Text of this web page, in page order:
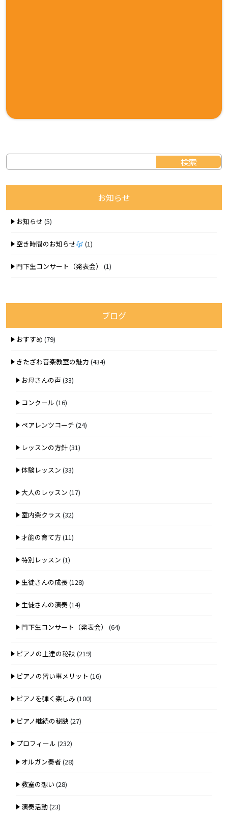
お知らせ
お知らせ (5)
空き時間のお知らせ (1)
門下生コンサート（発表会） (1)
ブログ
おすすめ (79)
きたざわ音楽教室の魅力 (434)
お母さんの声 (33)
コンクール (16)
ペアレンツコーチ (24)
レッスンの方針(31)
体験レッスン (33)
大人のレッスン (17)
室内楽クラス (32)
才能の育て方 (11)
特別レッスン (1)
生徒さんの成長(128)
生徒さんの演奏(14)
門下生コンサート（発表会） (64)
ピアノの上達の秘訣 (219)
ピアノの習い事メリット (16)
ピアノを弾く楽しみ(100)
ピアノ継続の秘訣 (27)
プロフィール (232)
オルガン奏者 (28)
教室の想い (28)
演奏活動(23)